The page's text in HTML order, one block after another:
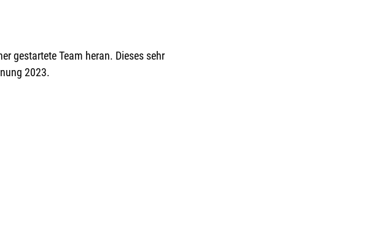
gestartete Team heran. Dieses sehr
2023.